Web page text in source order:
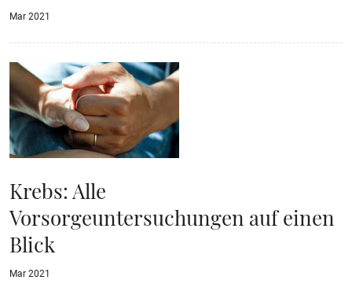
Mar 2021
Krebs: Alle
Vorsorgeuntersuchungen auf einen
Blick
Mar 2021